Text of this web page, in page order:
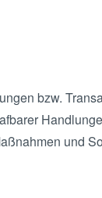
bzw.
und